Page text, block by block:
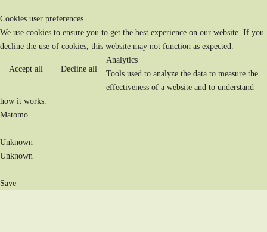
Cookies user preferences
We use cookies to ensure you to get the best experience on our website. If you
decline the use of cookies, this website may not function as expected.
Accept all Decline all
Analytics
Tools used to analyze the data to measure the
effectiveness of a website and to understand
how it works.
Matomo
Unknown
Unknown
Save